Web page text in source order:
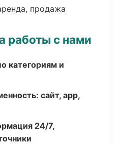
продажа
работы с нами
категориям и
сайт, app,
24/7,